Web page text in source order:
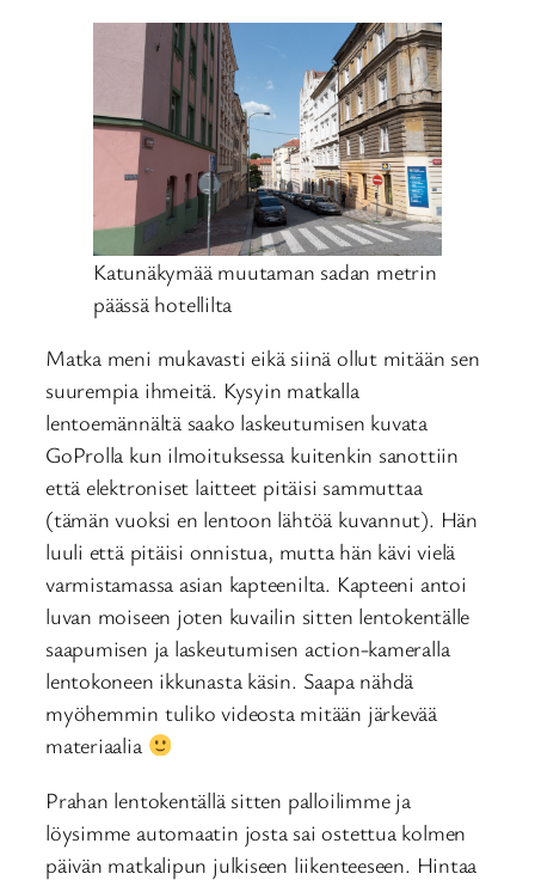
Katunäkymää muutaman sadan metrin
päässä hotellilta
Matka meni mukavasti eikä siinä ollut mitään sen
suurempia ihmeitä. Kysyin matkalla
lentoemännältä saako laskeutumisen kuvata
GoProlla kun ilmoituksessa kuitenkin sanottiin
että elektroniset laitteet pitäisi sammuttaa
(tämän vuoksi en lentoon lähtöä kuvannut). Hän
luuli että pitäisi onnistua, mutta hän kävi vielä
varmistamassa asian kapteenilta. Kapteeni antoi
luvan moiseen joten kuvailin sitten lentokentälle
saapumisen ja laskeutumisen action-kameralla
lentokoneen ikkunasta käsin. Saapa nähdä
myöhemmin tuliko videosta mitään järkevää
materiaalia
Prahan lentokentällä sitten palloilimme ja
löysimme automaatin josta sai ostettua kolmen
päivän matkalipun julkiseen liikenteeseen. Hintaa